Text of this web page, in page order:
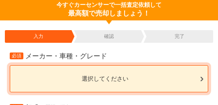
今すぐカーセンサーで一括査定依頼して
最高額で売却しましょう！
入力 確認 完了
必須 メーカー・車種・グレード
選択してください